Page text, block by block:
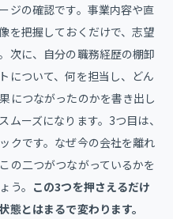
ジの確認です。事業内容や直
を把握しておくだけで、志望
次に、自分の職務経歴の棚卸
について、何を担当し、どん
につながったのかを書き出し
ーズになります。3つ目は、
クです。なぜ今の会社を離れ
の二つがつながっているかを
う。 この3つを押さえるだけ
態とはまるで変わります。